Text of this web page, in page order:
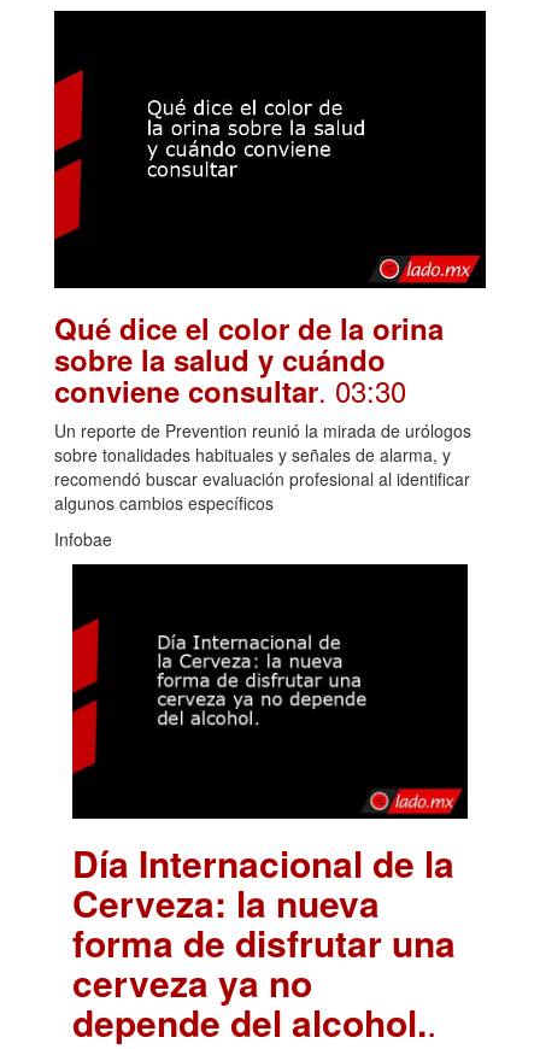
Qué dice el color de la orina
sobre la salud y cuándo
conviene consultar. 03:30
Un reporte de Prevention reunió la mirada de urólogos
sobre tonalidades habituales y señales de alarma, y
recomendó buscar evaluación profesional al identificar
algunos cambios específicos
Infobae
Día Internacional de la
Cerveza: la nueva
forma de disfrutar una
cerveza ya no
depende del alcohol..